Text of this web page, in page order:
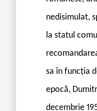
nedisimulat,
la statul
sa în funcția
epocă,
decembrie